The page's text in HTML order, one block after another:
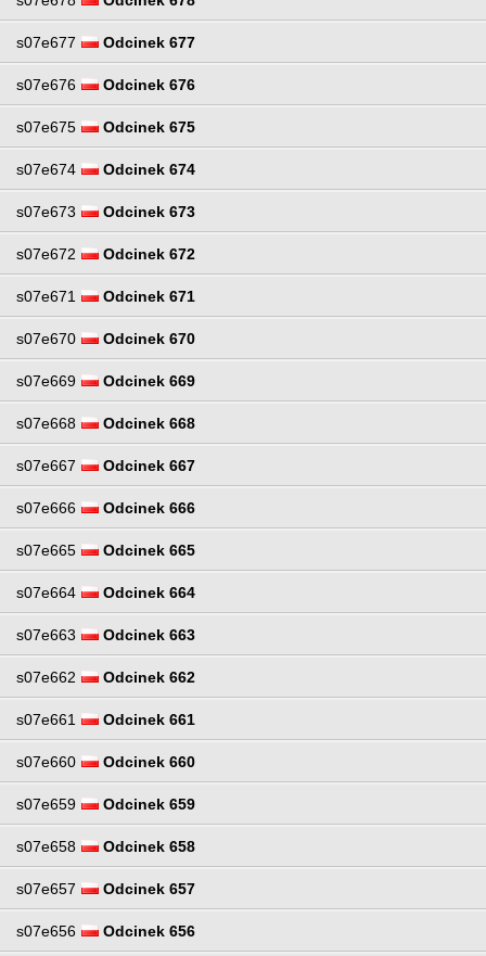
s07e677 Odcinek 677
s07e676 Odcinek 676
s07e675 Odcinek 675
s07e674 Odcinek 674
s07e673 Odcinek 673
s07e672 Odcinek 672
s07e671 Odcinek 671
s07e670 Odcinek 670
s07e669 Odcinek 669
s07e668 Odcinek 668
s07e667 Odcinek 667
s07e666 Odcinek 666
s07e665 Odcinek 665
s07e664 Odcinek 664
s07e663 Odcinek 663
s07e662 Odcinek 662
s07e661 Odcinek 661
s07e660 Odcinek 660
s07e659 Odcinek 659
s07e658 Odcinek 658
s07e657 Odcinek 657
s07e656 Odcinek 656